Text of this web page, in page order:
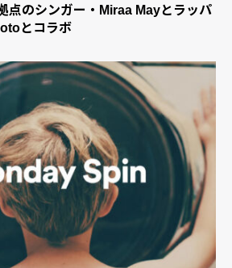
点のシンガー・Miraa Mayとラッパ
とコラボ